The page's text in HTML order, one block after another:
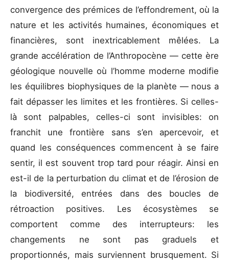
convergence des prémices de l’effondrement, où la
nature et les activités humaines, économiques et
financières, sont inextricablement mêlées. La
grande accélération de l’Anthropocène — cette ère
géologique nouvelle où l’homme moderne modifie
les équilibres biophysiques de la planète — nous a
fait dépasser les limites et les frontières. Si celles-
là sont palpables, celles-ci sont invisibles: on
franchit une frontière sans s’en apercevoir, et
quand les conséquences commencent à se faire
sentir, il est souvent trop tard pour réagir. Ainsi en
est-il de la perturbation du climat et de l’érosion de
la biodiversité, entrées dans des boucles de
rétroaction positives. Les écosystèmes se
comportent comme des interrupteurs: les
changements ne sont pas graduels et
proportionnés, mais surviennent brusquement. Si